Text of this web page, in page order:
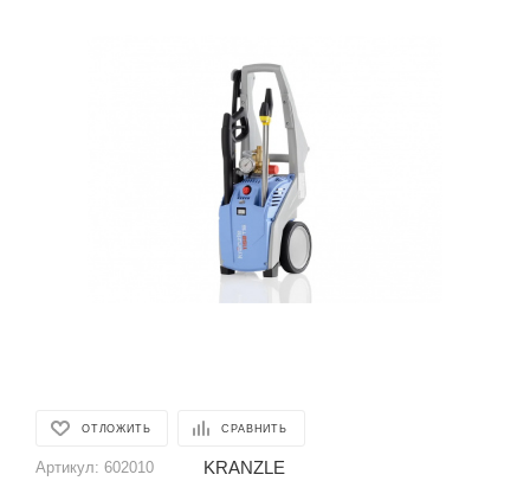
ОТЛОЖИТЬ СРАВНИТЬ
Артикул: 602010 KRANZLE